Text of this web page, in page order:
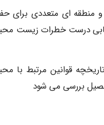
و منطقه ای متعددی
درست خطرات زیست
قوانین مرتبط
بررسی می شود